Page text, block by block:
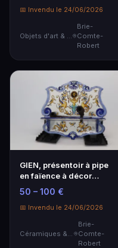
📅 Invendu le 24/06/2026
Objets d'art & Curiosités
Brie-
Comte-
Robert
GIEN, présentoir à pipe
en faïence à décor
Renaissance itali…
50 – 100 €
📅 Invendu le 24/06/2026
Brie-
Comte-
Robert